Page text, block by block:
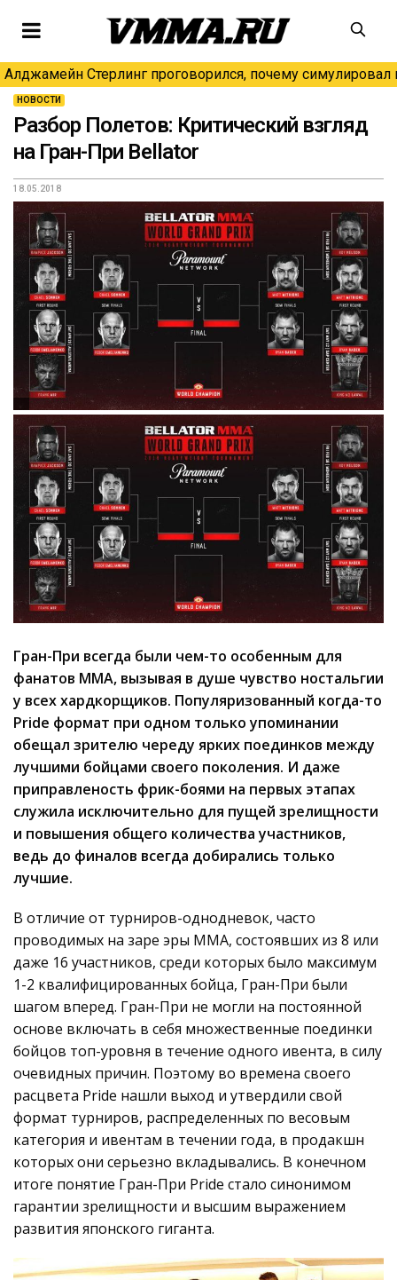
Алджамейн Стерлинг проговорился, почему симулировал
НОВОСТИ
Разбор Полетов: Критический взгляд
на Гран-При Bellator
18.05.2018
Гран-При всегда были чем-то особенным для
фанатов ММА, вызывая в душе чувство ностальгии
у всех хардкорщиков. Популяризованный когда-то
Pride формат при одном только упоминании
обещал зрителю череду ярких поединков между
лучшими бойцами своего поколения. И даже
приправленость фрик-боями на первых этапах
служила исключительно для пущей зрелищности
и повышения общего количества участников,
ведь до финалов всегда добирались только
лучшие.
В отличие от турниров-однодневок, часто
проводимых на заре эры ММА, состоявших из 8 или
даже 16 участников, среди которых было максимум
1-2 квалифицированных бойца, Гран-При были
шагом вперед. Гран-При не могли на постоянной
основе включать в себя множественные поединки
бойцов топ-уровня в течение одного ивента, в силу
очевидных причин. Поэтому во времена своего
расцвета Pride нашли выход и утвердили свой
формат турниров, распределенных по весовым
категория и ивентам в течении года, в продакшн
которых они серьезно вкладывались. В конечном
итоге понятие Гран-При Pride стало синонимом
гарантии зрелищности и высшим выражением
развития японского гиганта.